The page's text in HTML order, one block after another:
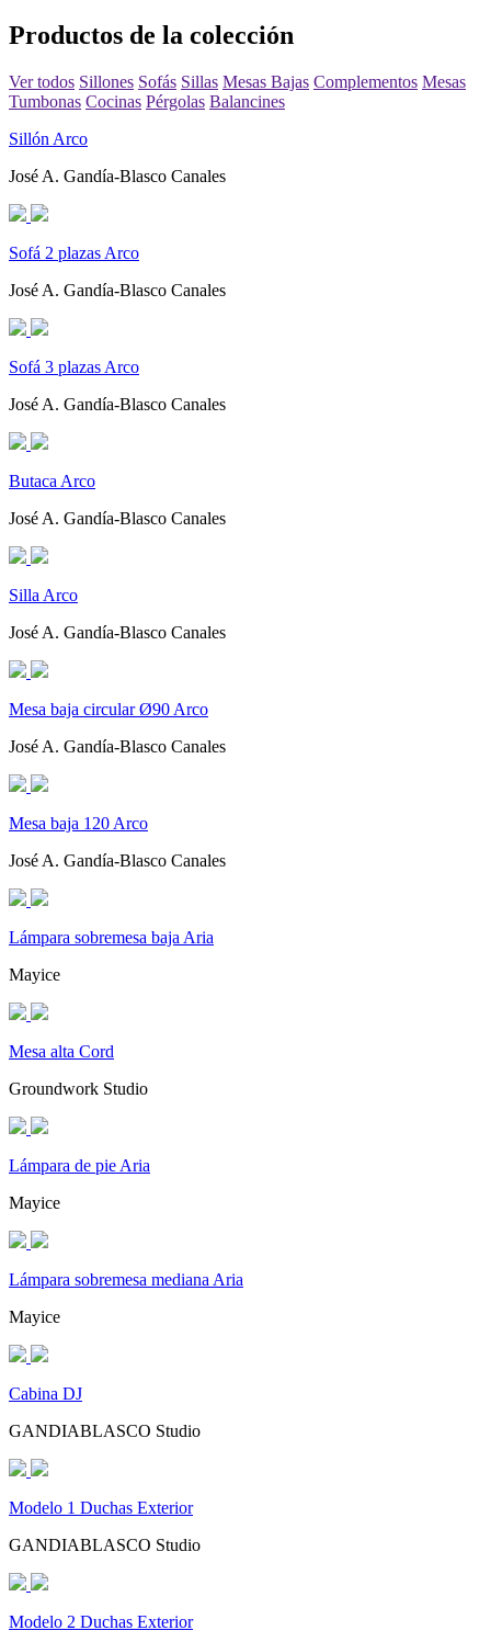
Productos de la colección
Ver todos Sillones Sofás Sillas Mesas Bajas Complementos Mesas
Tumbonas Cocinas Pérgolas Balancines
Sillón Arco
José A. Gandía-Blasco Canales
Sofá 2 plazas Arco
José A. Gandía-Blasco Canales
Sofá 3 plazas Arco
José A. Gandía-Blasco Canales
Butaca Arco
José A. Gandía-Blasco Canales
Silla Arco
José A. Gandía-Blasco Canales
Mesa baja circular Ø90 Arco
José A. Gandía-Blasco Canales
Mesa baja 120 Arco
José A. Gandía-Blasco Canales
Lámpara sobremesa baja Aria
Mayice
Mesa alta Cord
Groundwork Studio
Lámpara de pie Aria
Mayice
Lámpara sobremesa mediana Aria
Mayice
Cabina DJ
GANDIABLASCO Studio
Modelo 1 Duchas Exterior
GANDIABLASCO Studio
Modelo 2 Duchas Exterior